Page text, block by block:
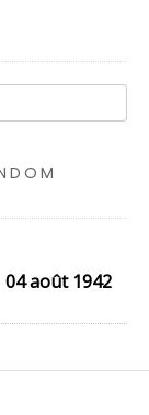
août 1942